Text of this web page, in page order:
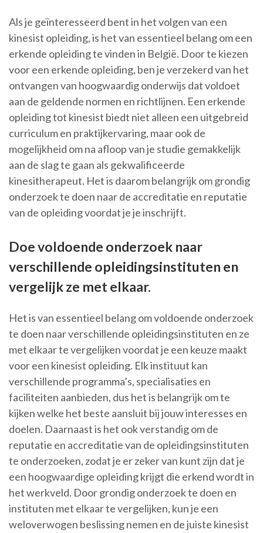
Als je geïnteresseerd bent in het volgen van een
kinesist opleiding, is het van essentieel belang om een
erkende opleiding te vinden in België. Door te kiezen
voor een erkende opleiding, ben je verzekerd van het
ontvangen van hoogwaardig onderwijs dat voldoet
aan de geldende normen en richtlijnen. Een erkende
opleiding tot kinesist biedt niet alleen een uitgebreid
curriculum en praktijkervaring, maar ook de
mogelijkheid om na afloop van je studie gemakkelijk
aan de slag te gaan als gekwalificeerde
kinesitherapeut. Het is daarom belangrijk om grondig
onderzoek te doen naar de accreditatie en reputatie
van de opleiding voordat je je inschrijft.
Doe voldoende onderzoek naar
verschillende opleidingsinstituten en
vergelijk ze met elkaar.
Het is van essentieel belang om voldoende onderzoek
te doen naar verschillende opleidingsinstituten en ze
met elkaar te vergelijken voordat je een keuze maakt
voor een kinesist opleiding. Elk instituut kan
verschillende programma’s, specialisaties en
faciliteiten aanbieden, dus het is belangrijk om te
kijken welke het beste aansluit bij jouw interesses en
doelen. Daarnaast is het ook verstandig om de
reputatie en accreditatie van de opleidingsinstituten
te onderzoeken, zodat je er zeker van kunt zijn dat je
een hoogwaardige opleiding krijgt die erkend wordt in
het werkveld. Door grondig onderzoek te doen en
instituten met elkaar te vergelijken, kun je een
weloverwogen beslissing nemen en de juiste kinesist